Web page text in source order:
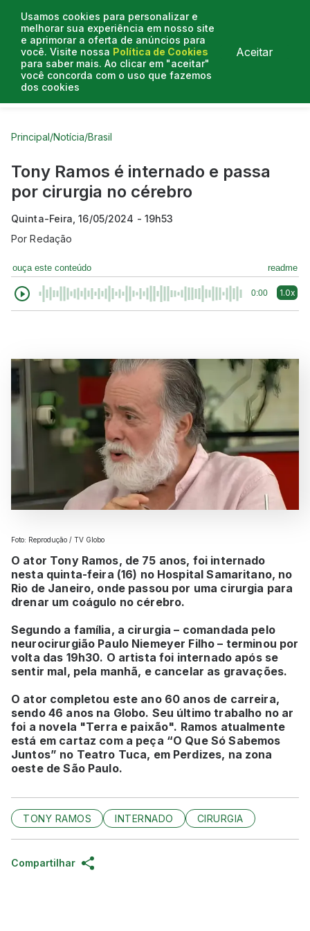
Usamos cookies para personalizar e
melhorar sua experiência em nosso site
e aprimorar a oferta de anúncios para
você. Visite nossa Política de Cookies
para saber mais. Ao clicar em "aceitar"
você concorda com o uso que fazemos
dos cookies
Aceitar
Curtas do Poder
Principal/Notícia/Brasil
Tony Ramos é internado e passa
por cirurgia no cérebro
Quinta-Feira, 16/05/2024 - 19h53
PorRedação
ouça este conteúdo readme
0:00 1.0x
Foto: Reprodução / TV Globo
O ator Tony Ramos, de 75 anos, foi internado
nesta quinta-feira (16) no Hospital Samaritano, no
Rio de Janeiro, onde passou por uma cirurgia para
drenar um coágulo no cérebro.
Segundo a família, a cirurgia – comandada pelo
neurocirurgião Paulo Niemeyer Filho – terminou por
volta das 19h30. O artista foi internado após se
sentir mal, pela manhã, e cancelar as gravações.
O ator completou este ano 60 anos de carreira,
sendo 46 anos na Globo. Seu último trabalho no ar
foi a novela "Terra e paixão". Ramos atualmente
está em cartaz com a peça “O Que Só Sabemos
Juntos” no Teatro Tuca, em Perdizes, na zona
oeste de São Paulo.
TONY RAMOS INTERNADO CIRURGIA
Compartilhar